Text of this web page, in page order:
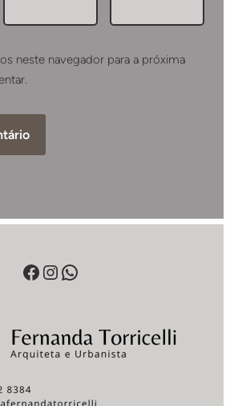
neste navegador para a próxima
Facebook
Instagram
WhatsApp